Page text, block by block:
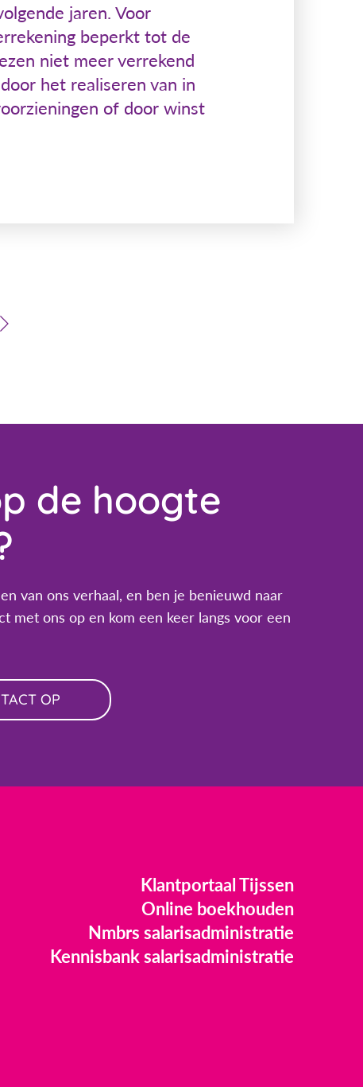
jaren. Voor
beperkt tot de
niet meer verrekend
het realiseren van in
of door winst
de hoogte
van ons verhaal, en ben je benieuwd naar
met ons op en kom een keer langs voor een
OP
Klantportaal Tijssen
Online boekhouden
Nmbrs salarisadministratie
Kennisbank salarisadministratie